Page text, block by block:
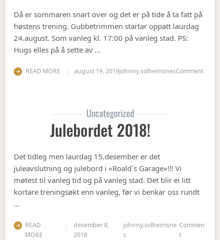
Då er sommaren snart over og det er på tide å ta fatt på
høstens trening. Gubbetrimmen startar oppatt laurdag
24.august. Som vanleg kl. 17:00 på vanleg stad. PS:
Hugs elles på å sette av …
READ MORE august 19, 2019johnny.solheimsnesCommenton
Uncategorized
Julebordet 2018!
Det tidleg men laurdag 15.desember er det
juleavslutning og julebord i «Roald`s Garage»!!! Vi
møtest til vanleg tid og på vanleg stad. Det blir ei litt
kortare treningsøkt enn vanleg, før vi benkar oss rundt
…
READ
MORE
desember 8,
2018
johnny.solheimsne
s
Commen
ton Julebordet